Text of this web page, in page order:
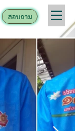
สอบถาม